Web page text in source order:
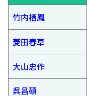
竹内栖鳳
菱田春草
大山忠作
呉昌碩